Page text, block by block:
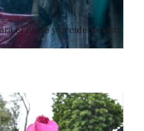
el norte y occidente esta